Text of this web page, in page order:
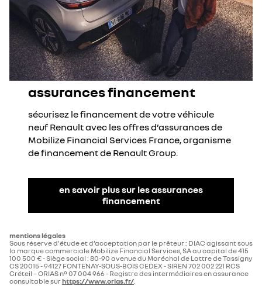
assurances financement
sécurisez le financement de votre véhicule
neuf Renault avec les offres d’assurances de
Mobilize Financial Services France, organisme
de financement de Renault Group.
en savoir plus sur les assurances
financement
mentions légales
Sous réserve d'étude et d’acceptation par le prêteur : DIAC agissant sous
la marque commerciale Mobilize Financial Services, SA au capital de 415
100 500 € - Siège social : 80-90 avenue du Maréchal de Lattre de Tassigny
CS 20015 - 94127 FONTENAY-SOUS-BOIS CEDEX - SIREN 702 002 221 RCS
Créteil – ORIAS n° 07 004 966 - Registre des intermédiaires en assurance
consultable surhttps://www.orias.fr/